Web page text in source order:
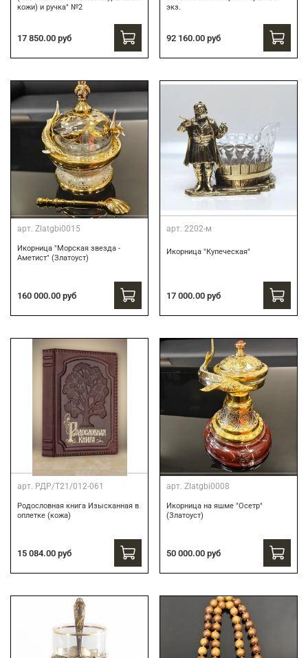
кожи) и ручка" №2
17 850.00 руб
экз.
92 160.00 руб
арт. Zlatgbi0015
Икорница "Морская звезда -
Аметист" (Златоуст)
160 000.00 руб
арт. 2202-м
Икорница "Купеческая"
17 000.00 руб
арт. РДР/Т21/012-061
Родословная книга Изысканная в
оплетке (кожа)
15 084.00 руб
арт. Zlatgbi0008
Икорница на яшме "Осетр"
(Златоуст)
50 000.00 руб